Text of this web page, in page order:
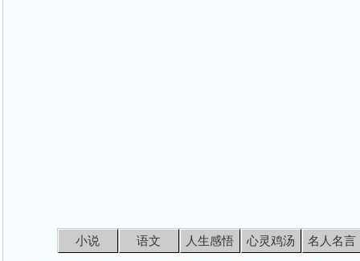
小说 语文 人生感悟 心灵鸡汤 名人名言